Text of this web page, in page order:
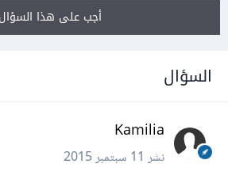
أجب على هذا السؤال
السؤال
Kamilia
نشر11 سبتمبر 2015